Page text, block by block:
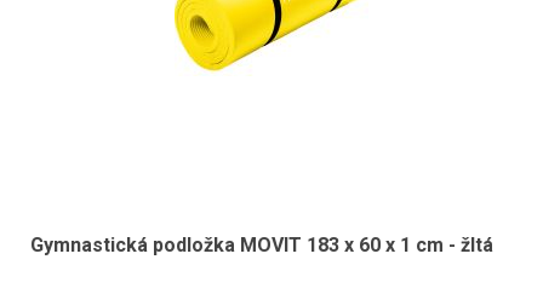
Gymnastická podložka MOVIT 183 x 60 x 1 cm - žltá